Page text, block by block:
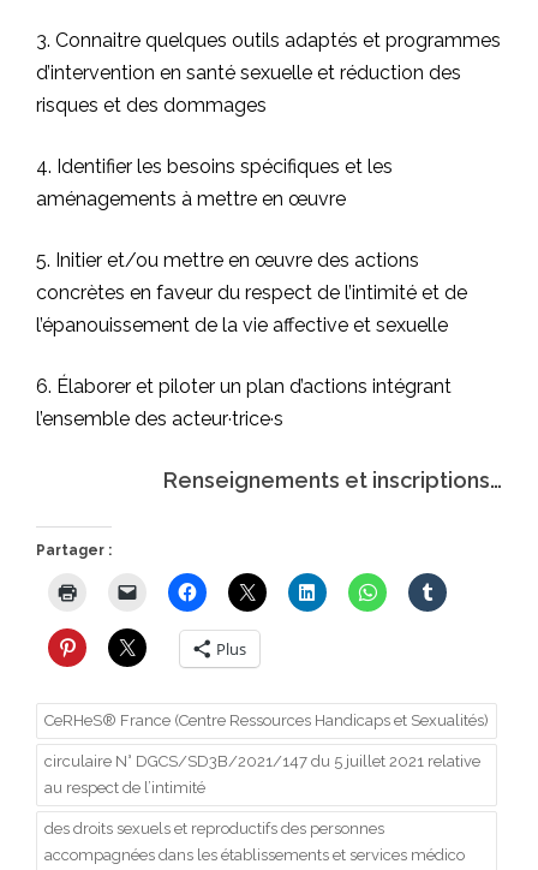
3. Connaitre quelques outils adaptés et programmes
d’intervention en santé sexuelle et réduction des
risques et des dommages
4. Identifier les besoins spécifiques et les
aménagements à mettre en œuvre
5. Initier et/ou mettre en œuvre des actions
concrètes en faveur du respect de l’intimité et de
l’épanouissement de la vie affective et sexuelle
6. Élaborer et piloter un plan d’actions intégrant
l’ensemble des acteur·trice·s
Renseignements et inscriptions…
Partager :
Plus
CeRHeS® France (Centre Ressources Handicaps et Sexualités)
circulaire N° DGCS/SD3B/2021/147 du 5 juillet 2021 relative
au respect de l’intimité
des droits sexuels et reproductifs des personnes
accompagnées dans les établissements et services médico